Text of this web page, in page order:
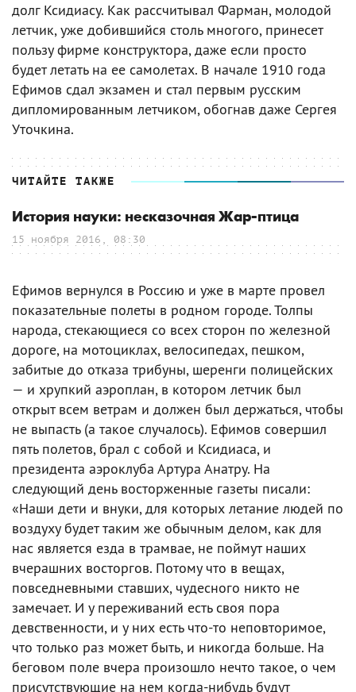
долг Ксидиасу. Как рассчитывал Фарман, молодой
летчик, уже добившийся столь многого, принесет
пользу фирме конструктора, даже если просто
будет летать на ее самолетах. В начале 1910 года
Ефимов сдал экзамен и стал первым русским
дипломированным летчиком, обогнав даже Сергея
Уточкина.
ЧИТАЙТЕ ТАКЖЕ
История науки: несказочная Жар-птица
15 ноября 2016, 08:30
Ефимов вернулся в Россию и уже в марте провел
показательные полеты в родном городе. Толпы
народа, стекающиеся со всех сторон по железной
дороге, на мотоциклах, велосипедах, пешком,
забитые до отказа трибуны, шеренги полицейских
— и хрупкий аэроплан, в котором летчик был
открыт всем ветрам и должен был держаться, чтобы
не выпасть (а такое случалось). Ефимов совершил
пять полетов, брал с собой и Ксидиаса, и
президента аэроклуба Артура Анатру. На
следующий день восторженные газеты писали:
«Наши дети и внуки, для которых летание людей по
воздуху будет таким же обычным делом, как для
нас является езда в трамвае, не поймут наших
вчерашних восторгов. Потому что в вещах,
повседневными ставших, чудесного никто не
замечает. И у переживаний есть своя пора
девственности, и у них есть что-то неповторимое,
что только раз может быть, и никогда больше. На
беговом поле вчера произошло нечто такое, о чем
присутствующие на нем когда-нибудь будут